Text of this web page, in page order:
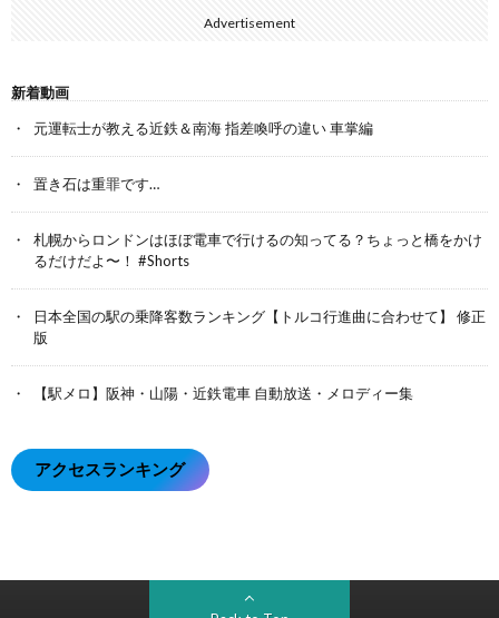
Advertisement
新着動画
元運転士が教える近鉄＆南海 指差喚呼の違い 車掌編
置き石は重罪です…
札幌からロンドンはほぼ電車で行けるの知ってる？ちょっと橋をかけ
るだけだよ〜！ #Shorts
日本全国の駅の乗降客数ランキング【トルコ行進曲に合わせて】 修正
版
【駅メロ】阪神・山陽・近鉄電車 自動放送・メロディー集
アクセスランキング